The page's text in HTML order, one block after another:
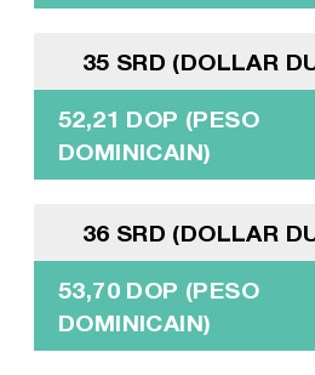
35 SRD (DOLLAR
52,21 DOP (PESO
DOMINICAIN)
36 SRD (DOLLAR
53,70 DOP (PESO
DOMINICAIN)